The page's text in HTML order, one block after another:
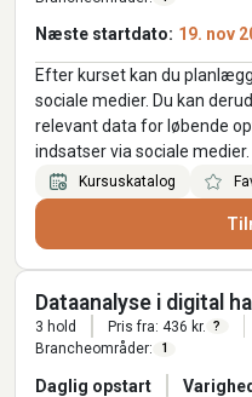
Næste startdato: 19. nov
Efter kurset kan du
sociale medier. Du kan
relevant data for løbende
indsatser via sociale medier.
Kursuskatalog
Dataanalyse i digital
3 hold Pris fra: 436 kr. ?
Brancheområder:
1
Daglig opstart